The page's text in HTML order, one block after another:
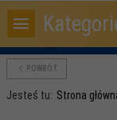
POWRÓT
Jesteś tu: Strona